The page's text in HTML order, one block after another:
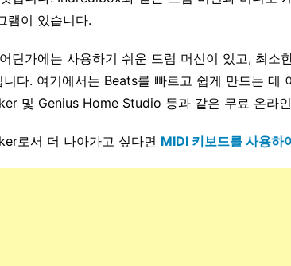
램이 있습니다.
딘가에는 사용하기 쉬운 드럼 머신이 있고, 최소
니다. 여기에서는 Beats를 빠르고 쉽게 만드는
및 Genius Home Studio 등과 같은 무료 온라
로서 더 나아가고 싶다면 MIDI 키보드를 사용하